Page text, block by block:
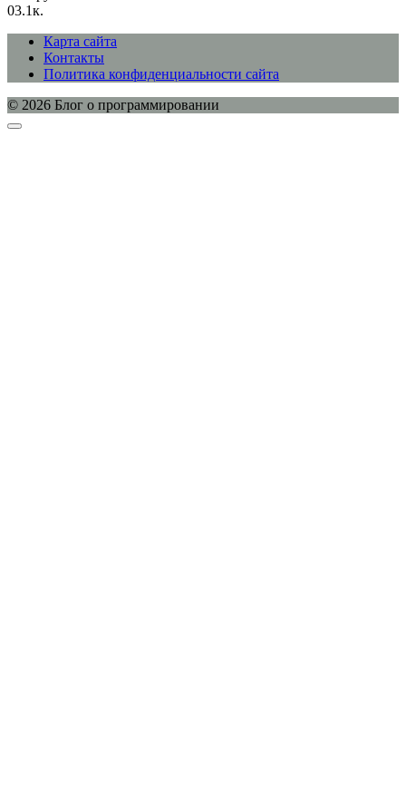
03.1к.
Карта сайта
Контакты
Политика конфиденциальности сайта
© 2026 Блог о программировании